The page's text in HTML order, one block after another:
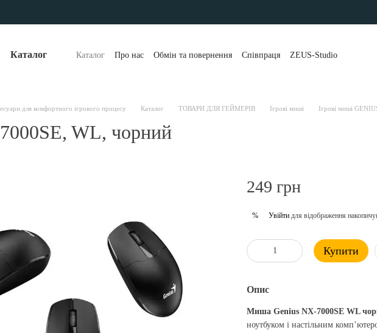
Каталог Каталог Про нас Обмін та повернення Співпраця
ZEUS-Studio
для комфортного ігрового процесу Каталог ТОВАРИ ДЛЯ ГЕЙМЕРІВ Ігрові миші Ігрові миші
WL, чорний
249 грн
% Увійти для відображення
Купити
Опис
Миша Genius NX-7000SE WL
ноутбуком і настільним